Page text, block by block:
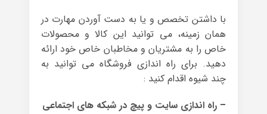
با داشتن تخصص و یا به دست آوردن مهارت در
همان زمینه، می توانید این کالا و محصولات
خاص را به مشتریان و مخاطبان خاص خود ارائه
دهید. برای راه اندازی فروشگاه می توانید به
چند شیوه اقدام کنید :
– راه اندازی سایت و پیچ در شبکه های اجتماعی